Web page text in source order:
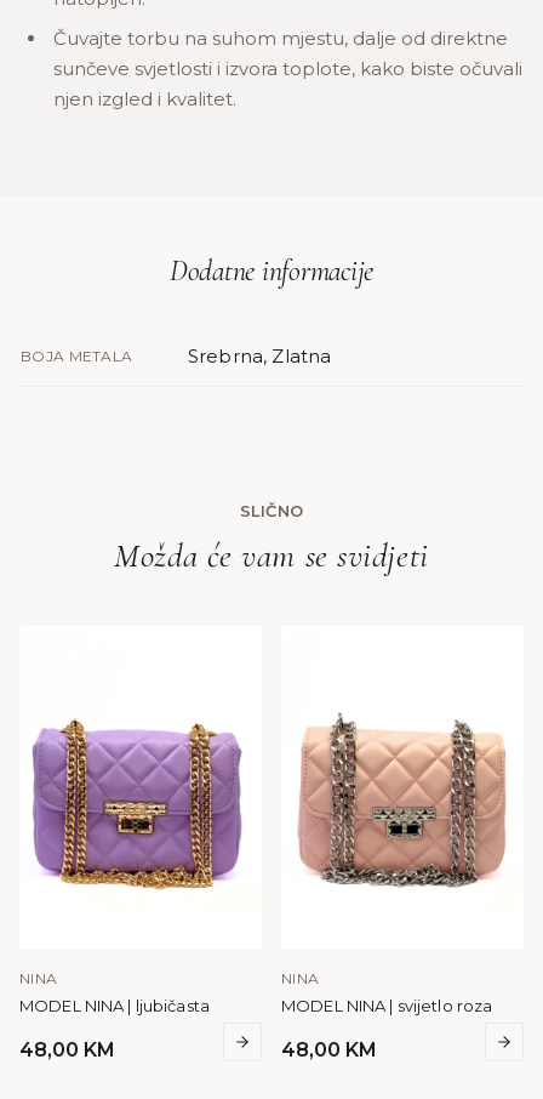
Čuvajte torbu na suhom mjestu, dalje od direktne
sunčeve svjetlosti i izvora toplote, kako biste očuvali
njen izgled i kvalitet.
Dodatne informacije
BOJA METALA Srebrna, Zlatna
SLIČNO
Možda će vam se svidjeti
NINA
MODEL NINA | ljubičasta
48,00 KM
NINA
MODEL NINA | svijetlo roza
48,00 KM